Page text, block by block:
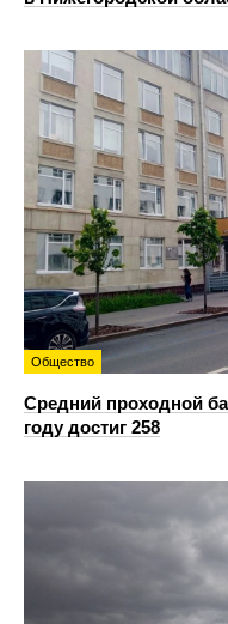
Общество
Средний проходной
году достиг 258